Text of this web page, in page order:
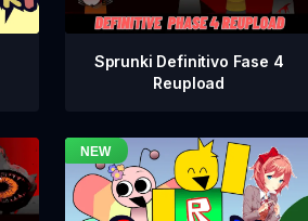
Sprunki Definitivo Fase 4
Reupload